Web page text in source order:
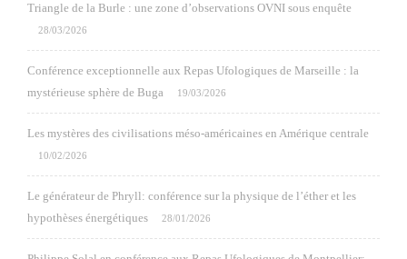
Triangle de la Burle : une zone d’observations OVNI sous enquête
28/03/2026
Conférence exceptionnelle aux Repas Ufologiques de Marseille : la
mystérieuse sphère de Buga
19/03/2026
Les mystères des civilisations méso-américaines en Amérique centrale
10/02/2026
Le générateur de Phryll: conférence sur la physique de l’éther et les
hypothèses énergétiques
28/01/2026